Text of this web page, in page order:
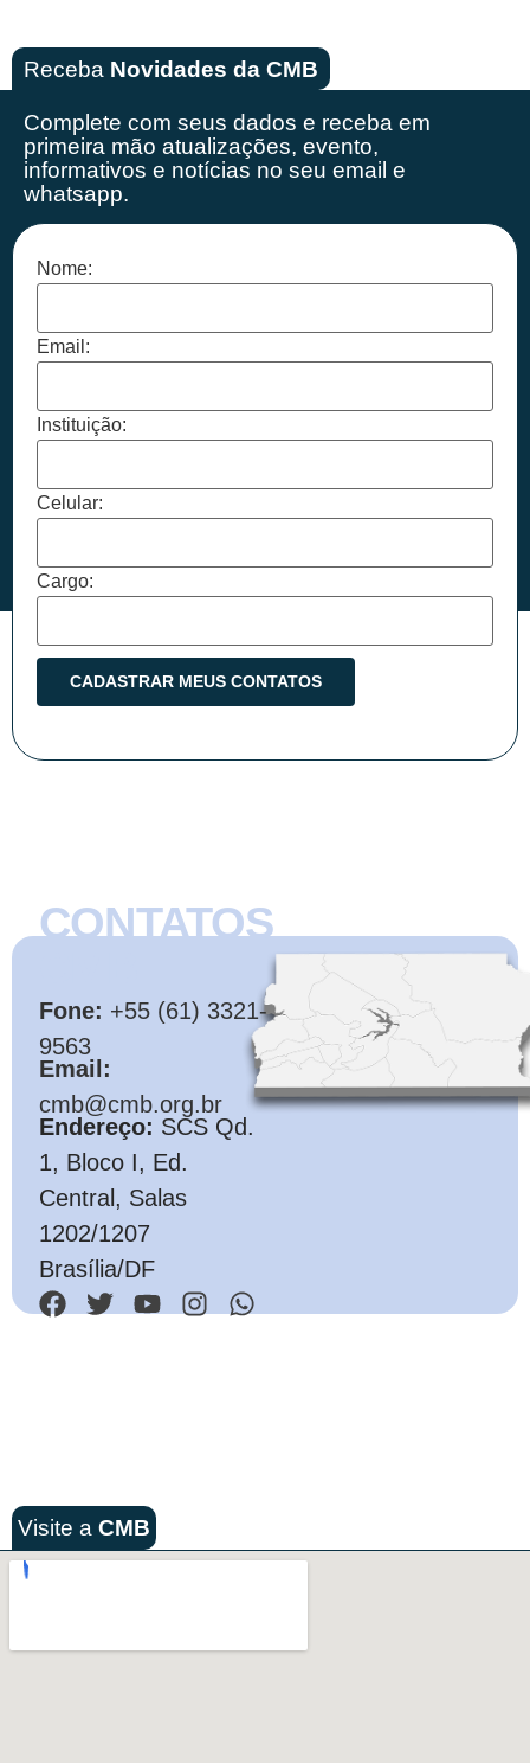
Receba Novidades da CMB
Complete com seus dados e receba em
primeira mão atualizações, evento,
informativos e notícias no seu email e
whatsapp.
Nome:
Email:
Instituição:
Celular:
Cargo:
CONTATOS
Fone: +55 (61) 3321-
9563
Email:
cmb@cmb.org.br
Endereço: SCS Qd.
1, Bloco I, Ed.
Central, Salas
1202/1207
Brasília/DF
Visite a CMB